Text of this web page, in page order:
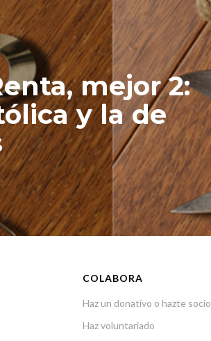
mejor 2:
y la de
COLABORA
Haz un donativo o hazte socio
Haz voluntariado